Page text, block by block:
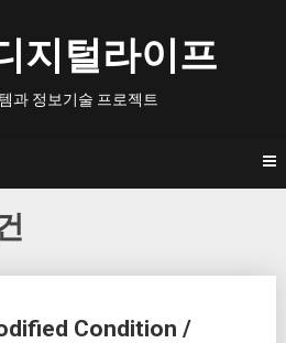
지털라이프
과 정보기술 프로젝트
Condition /